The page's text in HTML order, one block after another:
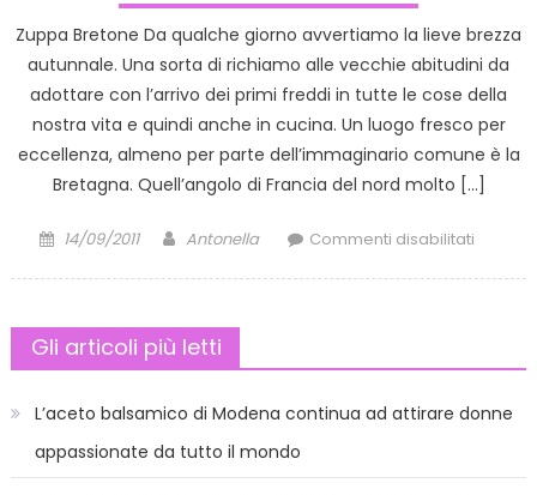
Zuppa Bretone Da qualche giorno avvertiamo la lieve brezza
autunnale. Una sorta di richiamo alle vecchie abitudini da
adottare con l’arrivo dei primi freddi in tutte le cose della
nostra vita e quindi anche in cucina. Un luogo fresco per
eccellenza, almeno per parte dell’immaginario comune è la
Bretagna. Quell’angolo di Francia del nord molto […]
Posted
14/09/2011 Author
Antonella Commenti disabilitatisu
Gli articoli più letti
L’aceto balsamico di Modena continua ad attirare donne
appassionate da tutto il mondo